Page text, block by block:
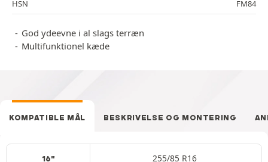
HSN
FM84
God ydeevne i al slags terræn
Multifunktionel kæde
KOMPATIBLE MÅL BESKRIVELSE OG MONTERING
16" 255/85 R16